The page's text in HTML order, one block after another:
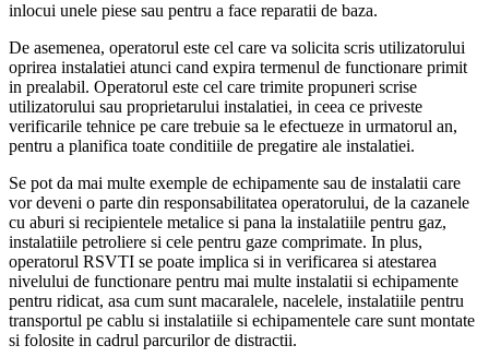
inlocui unele piese sau pentru a face reparatii de baza.
De asemenea, operatorul este cel care va solicita scris utilizatorului
oprirea instalatiei atunci cand expira termenul de functionare primit
in prealabil. Operatorul este cel care trimite propuneri scrise
utilizatorului sau proprietarului instalatiei, in ceea ce priveste
verificarile tehnice pe care trebuie sa le efectueze in urmatorul an,
pentru a planifica toate conditiile de pregatire ale instalatiei.
Se pot da mai multe exemple de echipamente sau de instalatii care
vor deveni o parte din responsabilitatea operatorului, de la cazanele
cu aburi si recipientele metalice si pana la instalatiile pentru gaz,
instalatiile petroliere si cele pentru gaze comprimate. In plus,
operatorul RSVTI se poate implica si in verificarea si atestarea
nivelului de functionare pentru mai multe instalatii si echipamente
pentru ridicat, asa cum sunt macaralele, nacelele, instalatiile pentru
transportul pe cablu si instalatiile si echipamentele care sunt montate
si folosite in cadrul parcurilor de distractii.